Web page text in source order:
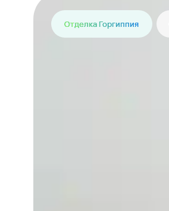
Отделка Горгиппия